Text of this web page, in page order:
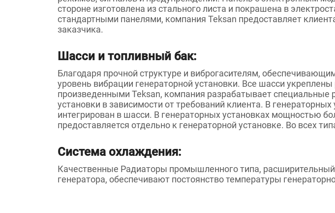
стороне изготовлена из стального листа и покрашена в
стандартными панелями, компания Teksan предоставляет
заказчика.
Шасси и топливный бак:
Благодаря прочной структуре и виброгасителям,
уровень вибрации генераторной установки. Все шасси
произведенными Teksan, компания разрабатывает специальные
установки в зависимости от требований клиента. В
интегрирован в шасси. В генераторных установках мощностью
предоставляется отдельно к генераторной установке. Во всех
Система охлаждения:
Качественные Радиаторы промышленного типа,
генератора, обеспечивают постоянство температуры